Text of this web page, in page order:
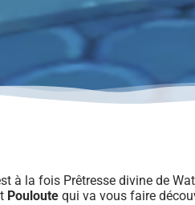
à la fois Prêtresse divine de
Pouloute qui va vous faire